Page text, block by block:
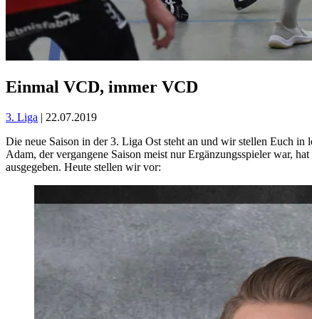
Einmal VCD, immer VCD
3. Liga | 22.07.2019
Die neue Saison in der 3. Liga Ost steht an und wir stellen Euch
Adam, der vergangene Saison meist nur Ergänzungsspieler war,
ausgegeben. Heute stellen wir vor: